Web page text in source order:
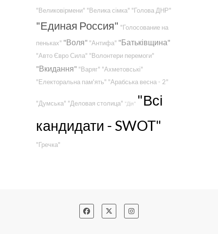
"Великовірмени" "Велика сімка" "Голова ДНР"
"Единая Россия" "Голосование на
пеньках" "Воля" "Антифа" "Батьківщина"
"Авто Євро Сила" "Волонтери перемоги"
"Вкидання" "Варяг" "Ахметовські"
"Електоральна пам'ять" "Арабська весна - 2"
"Думська" "Деловая столица" "Дія" "Всі
кандидати - SWOT"
"Гречка"